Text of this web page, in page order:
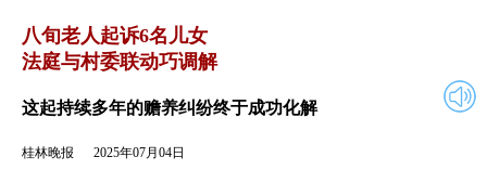
2025年07月04日
八旬老人起诉6名儿女
法庭与村委联动巧调解
这起持续多年的赡养纠纷终于成功化解
桂林晚报 2025年07月04日